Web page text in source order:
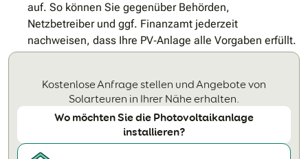
auf. So können Sie gegenüber Behörden,
Netzbetreiber und ggf. Finanzamt jederzeit
nachweisen, dass Ihre PV‐Anlage alle Vorgaben erfüllt.
Kostenlose Anfrage stellen und Angebote von
Solarteuren in Ihrer Nähe erhalten.
Wo möchten Sie die Photovoltaikanlage
installieren?